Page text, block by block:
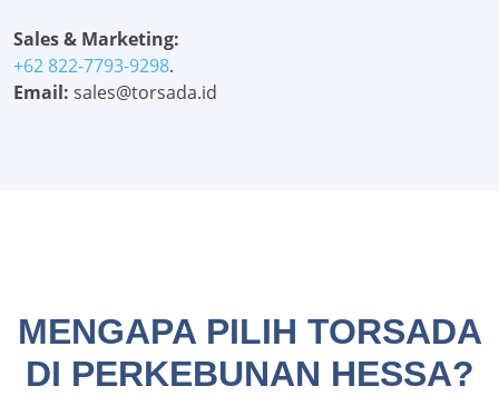
Sales & Marketing:
+62 822-7793-9298.
Email: sales@torsada.id
MENGAPA PILIH TORSADA
DI PERKEBUNAN HESSA?